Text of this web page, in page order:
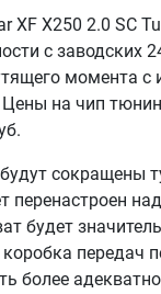
XF X250 2.0 SC
с заводских
момента с
на чип
сокращены
перенастроен
будет
передач
более